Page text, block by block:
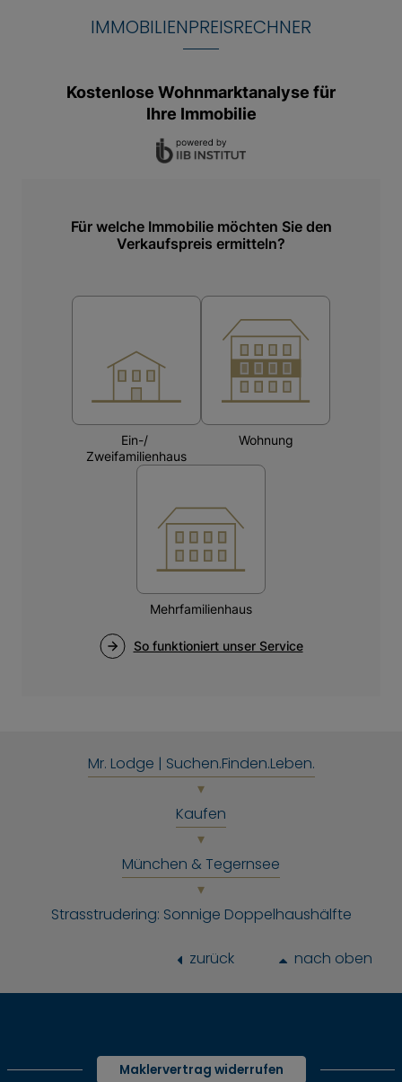
IMMOBILIENPREISRECHNER
Mr. Lodge | Suchen.Finden.Leben.
Kaufen
München & Tegernsee
Strasstrudering: Sonnige Doppelhaushälfte
zurück nach oben
Maklervertrag widerrufen